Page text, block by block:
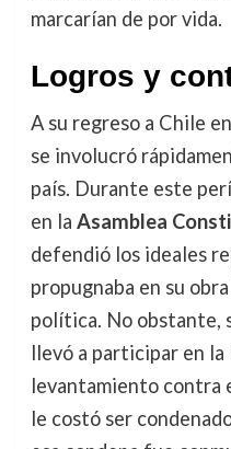
marcarían de por vida.
Logros y
A su regreso a Chile
se involucró
país. Durante este
en la Asamblea
defendió los ideales
propugnaba en su
política. No obstante,
llevó a participar en
levantamiento contra
le costó ser